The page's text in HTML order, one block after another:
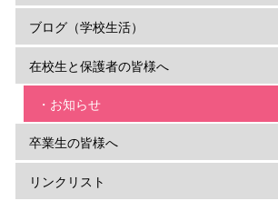
ブログ（学校生活）
在校生と保護者の皆様へ
・お知らせ
卒業生の皆様へ
リンクリスト